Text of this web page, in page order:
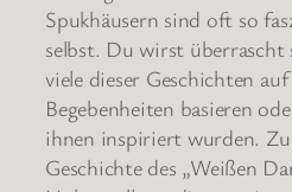
Spukhäusern sind oft so
selbst. Du wirst überrascht
viele dieser Geschichten
Begebenheiten basieren
ihnen inspiriert wurden.
Geschichte des „Weißen